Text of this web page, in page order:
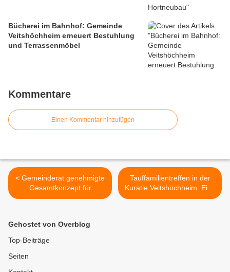
Bücherei im Bahnhof: Gemeinde
Veitshöchheim erneuert Bestuhlung
und Terrassenmöbel
Kommentare
Einen Kommentar hinzufügen
< Gemeinderat genehmigte
Gesamtkonzept für
Generalsanierung der
bis 2032
Tauffamilientreffen in der
Kuratie Veitshöchheim: Eine
fröhlicher Nachmittag für
Gehostet von Overblog
Top-Beiträge
Seiten